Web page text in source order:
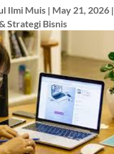
Ilmi Muis| May 21, 2026|
Strategi Bisnis